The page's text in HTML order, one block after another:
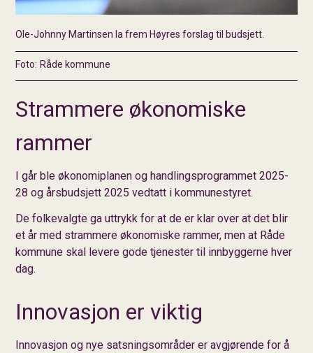
Ole-Johnny Martinsen la frem Høyres forslag til budsjett.
Råde kommune
Strammere økonomiske
rammer
I går ble økonomiplanen og handlingsprogrammet 2025-
28 og årsbudsjett 2025 vedtatt i kommunestyret.
De folkevalgte ga uttrykk for at de er klar over at det blir
et år med strammere økonomiske rammer, men at Råde
kommune skal levere gode tjenester til innbyggerne hver
dag.
Innovasjon er viktig
Innovasjon og nye satsningsområder er avgjørende for å